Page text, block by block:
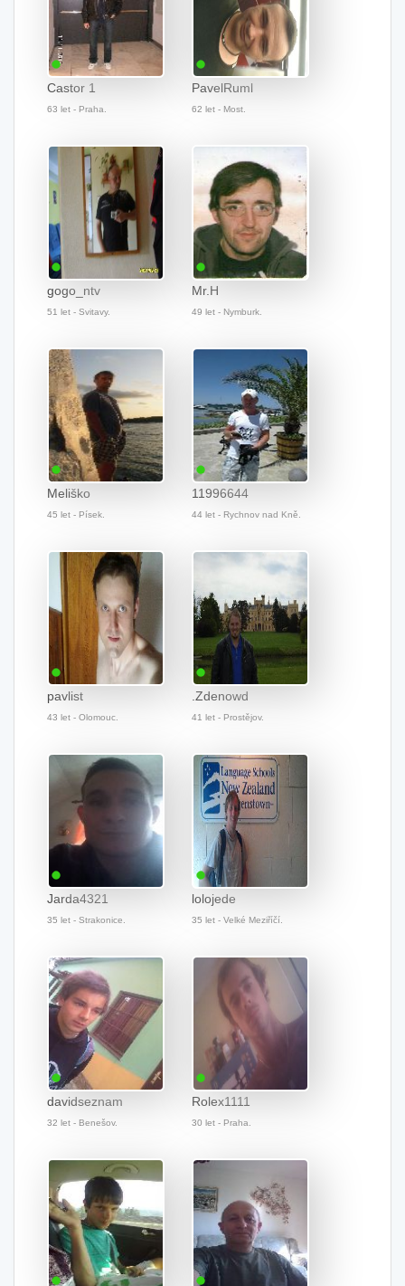
Castor 1
63 let - Praha.
PavelRuml
62 let - Most.
gogo_ntv
51 let - Svitavy.
Mr.H
49 let - Nymburk.
Meliško
45 let - Písek.
11996644
44 let - Rychnov nad Kně.
pavlist
43 let - Olomouc.
.Zdenowd
41 let - Prostějov.
Jarda4321
35 let - Strakonice.
lolojede
35 let - Velké Meziříčí.
davidseznam
32 let - Benešov.
Rolex1111
30 let - Praha.